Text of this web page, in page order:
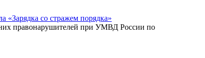
со стражем порядка»
правонарушителей при УМВД России по